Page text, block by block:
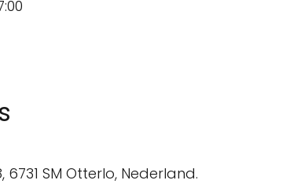
SM Otterlo, Nederland.